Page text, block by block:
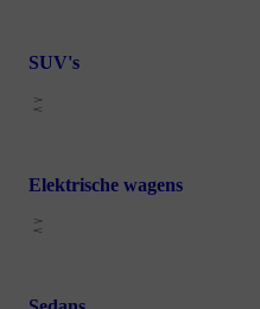
SUV's
Elektrische wagens